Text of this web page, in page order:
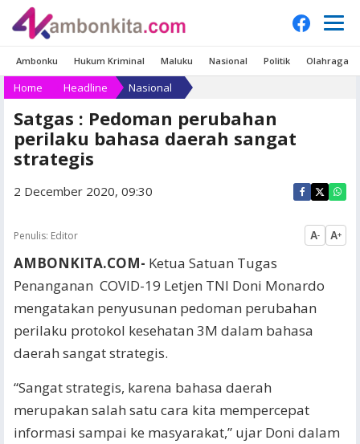
Ambonku Hukum Kriminal Maluku Nasional Politik Olahraga
Home Headline Nasional
Satgas : Pedoman perubahan
perilaku bahasa daerah sangat
strategis
2 December 2020, 09:30
Penulis: Editor A- A+
AMBONKITA.COM- Ketua Satuan Tugas
Penanganan COVID-19 Letjen TNI Doni Monardo
mengatakan penyusunan pedoman perubahan
perilaku protokol kesehatan 3M dalam bahasa
daerah sangat strategis.
“Sangat strategis, karena bahasa daerah
merupakan salah satu cara kita mempercepat
informasi sampai ke masyarakat,” ujar Doni dalam